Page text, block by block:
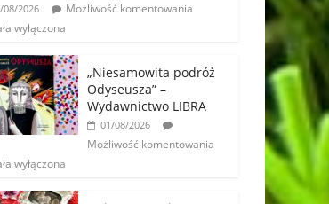
08/2026
Możliwość komentowania
wyłączona
„Niesamowita podróż
Odyseusza” –
Wydawnictwo LIBRA
01/08/2026
Możliwość komentowania
wyłączona